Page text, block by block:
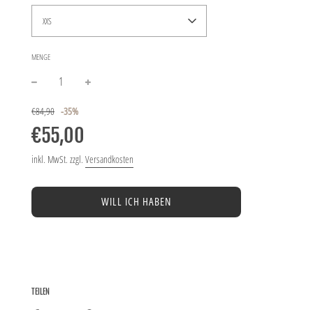
XXS
MENGE
€84,90 Sonderpreis
-35%Normaler
Preis
€55,00
inkl. MwSt. zzgl. Versandkosten
WILL ICH HABEN
TEILEN